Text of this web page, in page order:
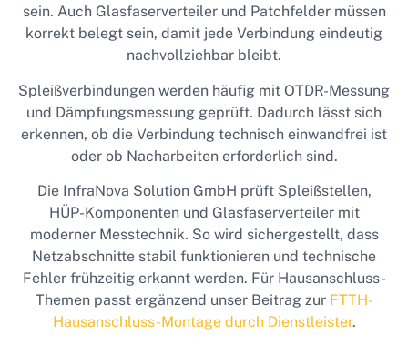
sein. Auch Glasfaserverteiler und Patchfelder müssen
korrekt belegt sein, damit jede Verbindung eindeutig
nachvollziehbar bleibt.
Spleißverbindungen werden häufig mit OTDR-Messung
und Dämpfungsmessung geprüft. Dadurch lässt sich
erkennen, ob die Verbindung technisch einwandfrei ist
oder ob Nacharbeiten erforderlich sind.
Die InfraNova Solution GmbH prüft Spleißstellen,
HÜP-Komponenten und Glasfaserverteiler mit
moderner Messtechnik. So wird sichergestellt, dass
Netzabschnitte stabil funktionieren und technische
Fehler frühzeitig erkannt werden. Für Hausanschluss-
Themen passt ergänzend unser Beitrag zur FTTH-
Hausanschluss-Montage durch Dienstleister.